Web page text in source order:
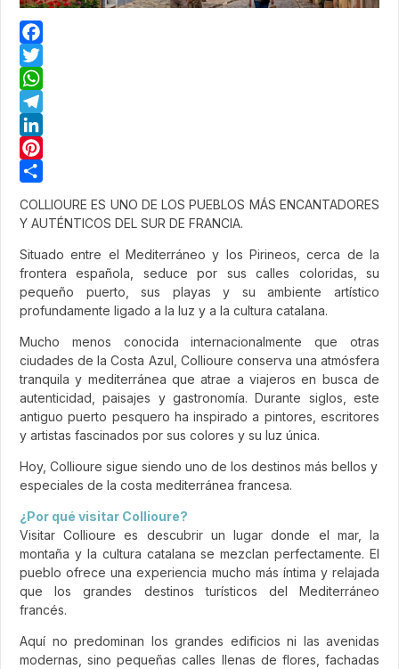
Facebook
Twitter
WhatsApp
Telegram
LinkedIn
Pinterest
COLLIOURE ES UNO DE LOS PUEBLOS MÁS ENCANTADORES
Y AUTÉNTICOS DEL SUR DE FRANCIA.
Situado entre el Mediterráneo y los Pirineos, cerca de la
frontera española, seduce por sus calles coloridas, su
pequeño puerto, sus playas y su ambiente artístico
profundamente ligado a la luz y a la cultura catalana.
Mucho menos conocida internacionalmente que otras
ciudades de la Costa Azul, Collioure conserva una atmósfera
tranquila y mediterránea que atrae a viajeros en busca de
autenticidad, paisajes y gastronomía. Durante siglos, este
antiguo puerto pesquero ha inspirado a pintores, escritores
y artistas fascinados por sus colores y su luz única.
Hoy, Collioure sigue siendo uno de los destinos más bellos y
especiales de la costa mediterránea francesa.
¿Por qué visitar Collioure?
Visitar Collioure es descubrir un lugar donde el mar, la
montaña y la cultura catalana se mezclan perfectamente. El
pueblo ofrece una experiencia mucho más íntima y relajada
que los grandes destinos turísticos del Mediterráneo
francés.
Aquí no predominan los grandes edificios ni las avenidas
modernas, sino pequeñas calles llenas de flores, fachadas